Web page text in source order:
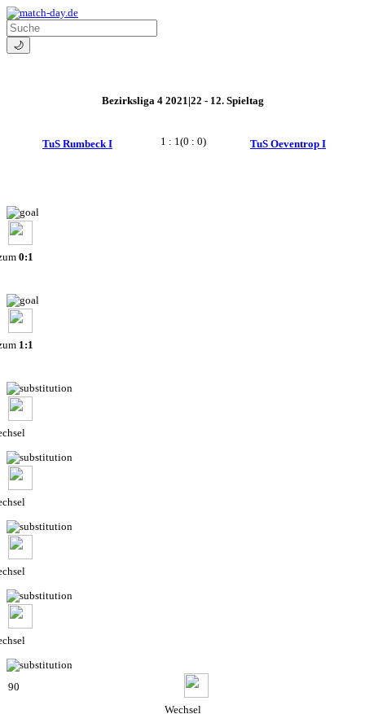
🌙
Bezirksliga 4 2021|22 - 12. Spieltag
TuS Rumbeck I 1 : 1(0 : 0) TuS Oeventrop I
0:1
1:1
90
Wechsel